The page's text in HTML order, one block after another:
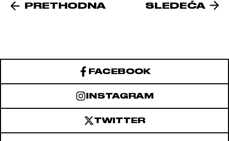
PRETHODNA SLEDEĆA
FACEBOOK
INSTAGRAM
TWITTER